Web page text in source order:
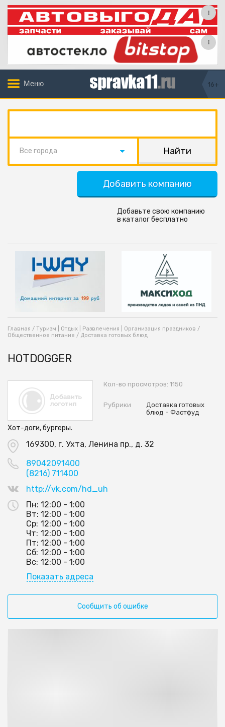
Меню 16+
Все города
Добавить компанию
Добавьте свою компанию
в каталог бесплатно
Главная / Туризм | Отдых | Развлечения | Организация праздников /
Общественное питание / Доставка готовых блюд
HOTDOGGER
Кол-во просмотров: 1150
Рубрики
Доставка готовых
блюд • Фастфуд
Хот-доги, бургеры.
169300, г. Ухта, Ленина пр., д. 32
89042091400
(8216) 711400
http://vk.com/hd_uh
Пн: 12:00 - 1:00
Вт: 12:00 - 1:00
Ср: 12:00 - 1:00
Чт: 12:00 - 1:00
Пт: 12:00 - 1:00
Сб: 12:00 - 1:00
Вс: 12:00 - 1:00
Показать адреса
Сообщить об ошибке